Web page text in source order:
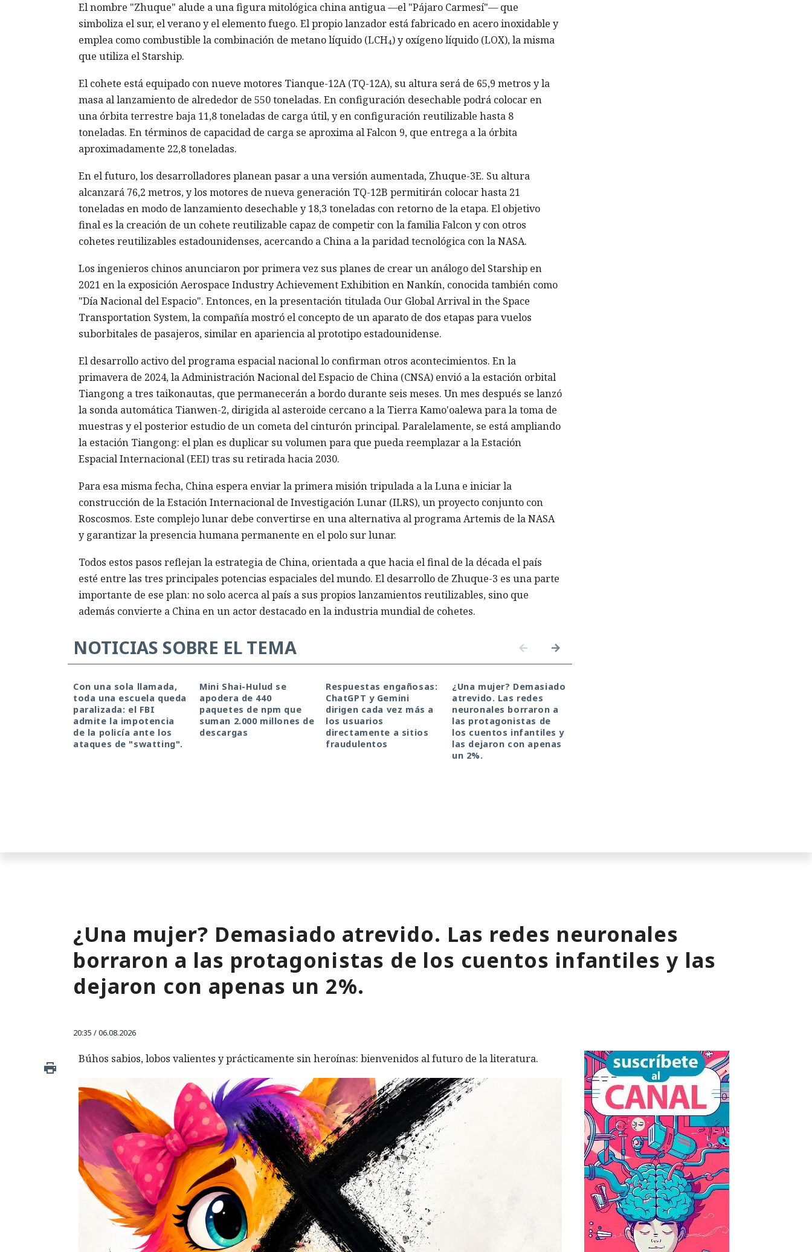
El nombre "Zhuque" alude a una figura mitológica china antigua —el "Pájaro Carmesí"— que
simboliza el sur, el verano y el elemento fuego. El propio lanzador está fabricado en acero inoxidable y
emplea como combustible la combinación de metano líquido (LCH₄) y oxígeno líquido (LOX), la misma
que utiliza el Starship.
El cohete está equipado con nueve motores Tianque-12A (TQ-12A), su altura será de 65,9 metros y la
masa al lanzamiento de alrededor de 550 toneladas. En configuración desechable podrá colocar en
una órbita terrestre baja 11,8 toneladas de carga útil, y en configuración reutilizable hasta 8
toneladas. En términos de capacidad de carga se aproxima al Falcon 9, que entrega a la órbita
aproximadamente 22,8 toneladas.
En el futuro, los desarrolladores planean pasar a una versión aumentada, Zhuque-3E. Su altura
alcanzará 76,2 metros, y los motores de nueva generación TQ-12B permitirán colocar hasta 21
toneladas en modo de lanzamiento desechable y 18,3 toneladas con retorno de la etapa. El objetivo
final es la creación de un cohete reutilizable capaz de competir con la familia Falcon y con otros
cohetes reutilizables estadounidenses, acercando a China a la paridad tecnológica con la NASA.
Los ingenieros chinos anunciaron por primera vez sus planes de crear un análogo del Starship en
2021 en la exposición Aerospace Industry Achievement Exhibition en Nankín, conocida también como
"Día Nacional del Espacio". Entonces, en la presentación titulada Our Global Arrival in the Space
Transportation System, la compañía mostró el concepto de un aparato de dos etapas para vuelos
suborbitales de pasajeros, similar en apariencia al prototipo estadounidense.
El desarrollo activo del programa espacial nacional lo confirman otros acontecimientos. En la
primavera de 2024, la Administración Nacional del Espacio de China (CNSA) envió a la estación orbital
Tiangong a tres taikonautas, que permanecerán a bordo durante seis meses. Un mes después se lanzó
la sonda automática Tianwen-2, dirigida al asteroide cercano a la Tierra Kamo'oalewa para la toma de
muestras y el posterior estudio de un cometa del cinturón principal. Paralelamente, se está ampliando
la estación Tiangong: el plan es duplicar su volumen para que pueda reemplazar a la Estación
Espacial Internacional (EEI) tras su retirada hacia 2030.
Para esa misma fecha, China espera enviar la primera misión tripulada a la Luna e iniciar la
construcción de la Estación Internacional de Investigación Lunar (ILRS), un proyecto conjunto con
Roscosmos. Este complejo lunar debe convertirse en una alternativa al programa Artemis de la NASA
y garantizar la presencia humana permanente en el polo sur lunar.
Todos estos pasos reflejan la estrategia de China, orientada a que hacia el final de la década el país
esté entre las tres principales potencias espaciales del mundo. El desarrollo de Zhuque-3 es una parte
importante de ese plan: no solo acerca al país a sus propios lanzamientos reutilizables, sino que
además convierte a China en un actor destacado en la industria mundial de cohetes.
NOTICIAS SOBRE EL TEMA
Con una sola llamada,
toda una escuela queda
paralizada: el FBI
admite la impotencia
de la policía ante los
ataques de "swatting".
Mini Shai-Hulud se
apodera de 440
paquetes de npm que
suman 2.000 millones de
descargas
Respuestas engañosas:
ChatGPT y Gemini
dirigen cada vez más a
los usuarios
directamente a sitios
fraudulentos
¿Una mujer? Demasiado
atrevido. Las redes
neuronales borraron a
las protagonistas de
los cuentos infantiles y
las dejaron con apenas
un 2%.
¿Una mujer? Demasiado atrevido. Las redes neuronales
borraron a las protagonistas de los cuentos infantiles y las
dejaron con apenas un 2%.
20:35 / 06.08.2026
Búhos sabios, lobos valientes y prácticamente sin heroínas: bienvenidos al futuro de la literatura.